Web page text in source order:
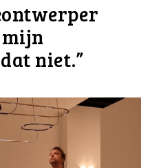
niet.”